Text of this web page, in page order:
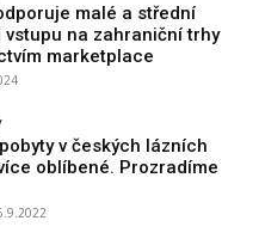
malé a střední
vstupu na zahraniční trhy
marketplace
v českých lázních
oblíbené. Prozradíme